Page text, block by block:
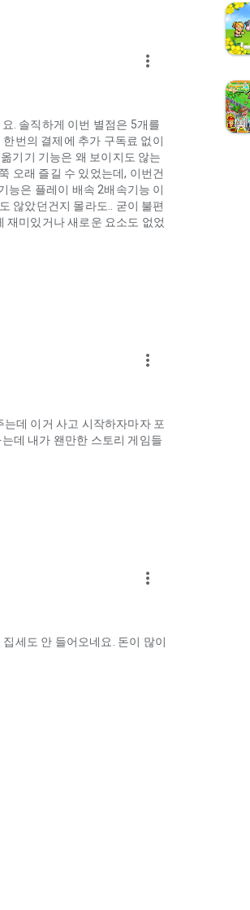
more_vert
. 솔직하게 이번 별점은 5개를
번의 결제에 추가 구독료 없이
기기 기능은 왜 보이지도 않는
오래 즐길 수 있었는데, 이번건
능은 플레이 배속 2배속기능 이
않았던건지 몰라도.. 굳이 불편
재미있거나 새로운 요소도 없었
more_vert
데 이거 사고 시작하자마자 포
데 내가 왠만한 스토리 게임들
more_vert
세도 안 들어오네요. 돈이 많이